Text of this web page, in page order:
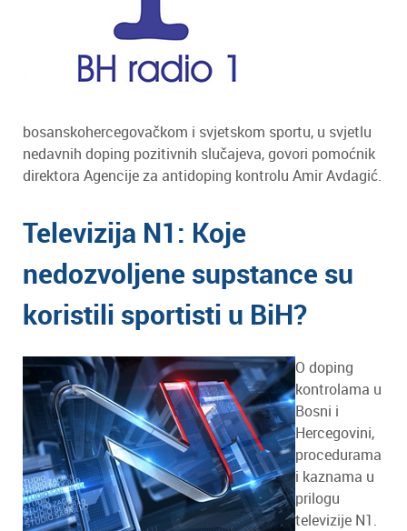
bosanskohercegovačkom i svjetskom sportu, u svjetlu
nedavnih doping pozitivnih slučajeva, govori pomoćnik
direktora Agencije za antidoping kontrolu Amir Avdagić.
Televizija N1: Koje
nedozvoljene supstance su
koristili sportisti u BiH?
O doping
kontrolama u
Bosni i
Hercegovini,
procedurama
i kaznama u
prilogu
televizije N1.